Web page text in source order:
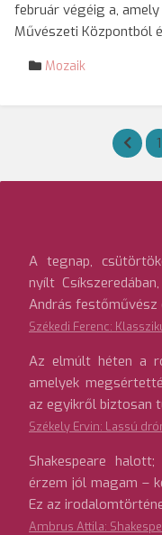
február végéig a,
Művészeti Központból
Mozaik
Bejegyzések
lapozása
1
A tegnap,
nyílt
András festőművész
Székedi Ferenc:
Az elmúlt héten a
amelyek
az egyikről biztosan
Székely Ervin: Lassú
Shakespeare
érzem jól magam –
Ez az
Ambrus Attila: